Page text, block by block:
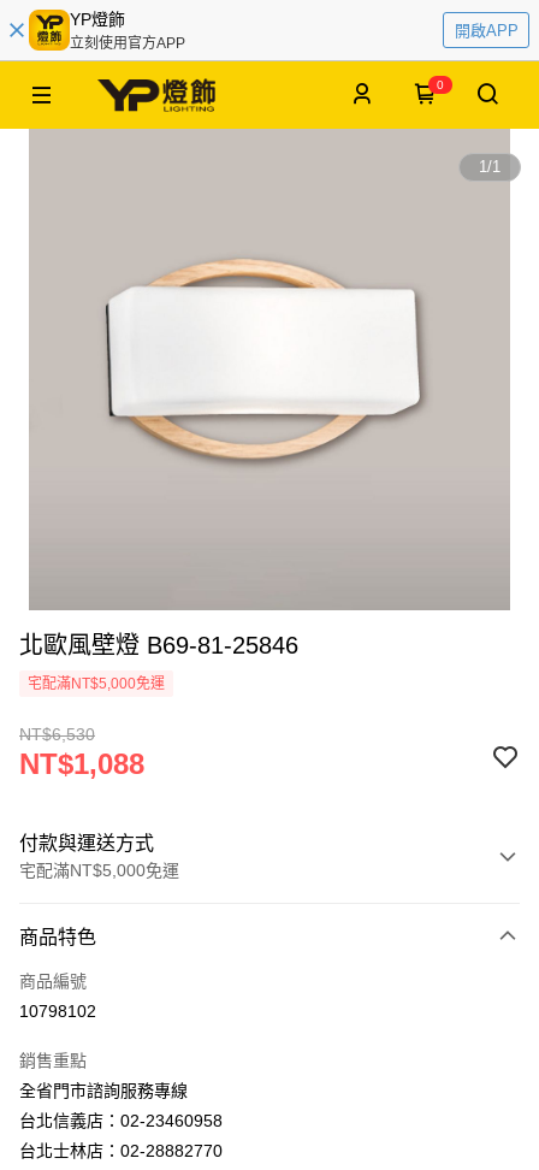
YP燈飾
立刻使用官方APP
開啟APP
0
1/1
北歐風壁燈 B69-81-25846
宅配滿NT$5,000免運
NT$6,530
NT$1,088
付款與運送方式
宅配滿NT$5,000免運
信用卡一次付款
LINE Pay
街口支付
悠遊付
商品特色
商品編號
10798102
銷售重點
全省門市諮詢服務專線
台北信義店：02-23460958
台北士林店：02-28882770